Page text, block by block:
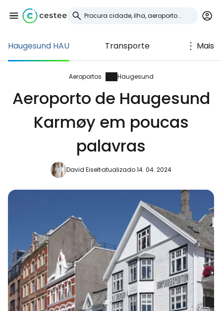
Haugesund HAU Transporte Mais
Aeroportos Haugesund
Aeroporto de Haugesund
Karmøy em poucas
palavras
David Eiseltatualizado 14. 04. 2024
Iniciar sessão no
Cestee
... a comunidade mundial de viajantes
Continuar com o Google
Continuar com o Facebook
Continuar com o correio
eletrónico